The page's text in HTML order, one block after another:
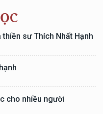
sư Thích Nhất Hạnh
cho nhiều người